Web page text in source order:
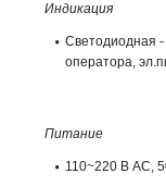
Индикация
Светодиодная -
оператора,
Питание
110~220 В AC,